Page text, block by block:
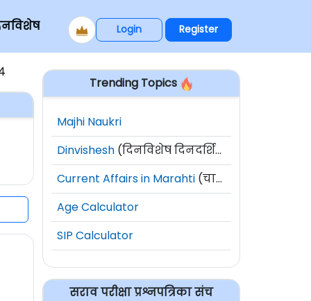
Login Register
Trending Topics
Majhi Naukri
Dinvishesh (दिनविशेष दिनदर्शिका)
Current Affairs in Marahti (चालू घडामोडी)
Age Calculator
SIP Calculator
सराव परीक्षा प्रश्नपत्रिका संच